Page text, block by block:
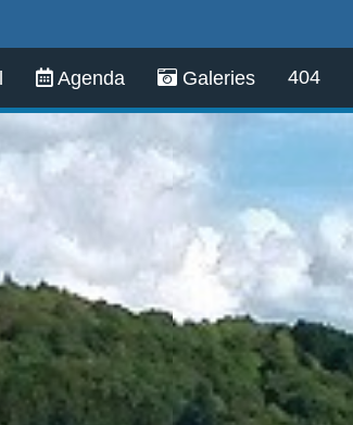
Agenda Galeries 404